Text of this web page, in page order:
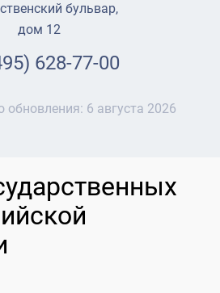
бульвар,
дом 12
628-77-00
обновления: 6 августа 2026